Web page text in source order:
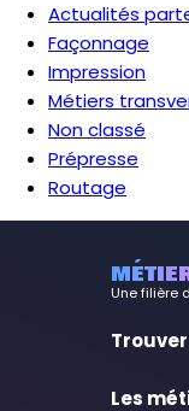
Actualités
Façonnage
Impression
Métiers
Non classé
Prépresse
Routage
Une filière
Les